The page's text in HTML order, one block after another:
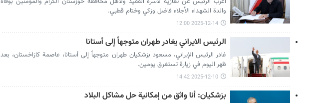
والدة الشهداء الأجلاء فاضل وزكي وختام قطبي.
2025-12-14 12:00
الرئيس الايراني يغادر طهران متوجهاً إلى أستانا
غادر الرئيس الإيراني، مسعود بزشكيان طهران متوجهاً إلى أستانا، عاصمة كازاخستان، بعد
ظهر اليوم في زيارة تستغرق يومين.
2025-12-10 14:42
بزشكيان: أنا واثق من إمكانية حل مشاكل البلاد